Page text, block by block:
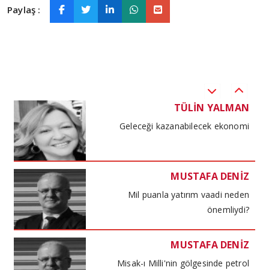
Paylaş :
TÜLİN YALMAN
Geleceği kazanabilecek ekonomi
MUSTAFA DENİZ
Mil puanla yatırım vaadi neden
önemliydi?
MUSTAFA DENİZ
Misak-ı Milli'nin gölgesinde petrol